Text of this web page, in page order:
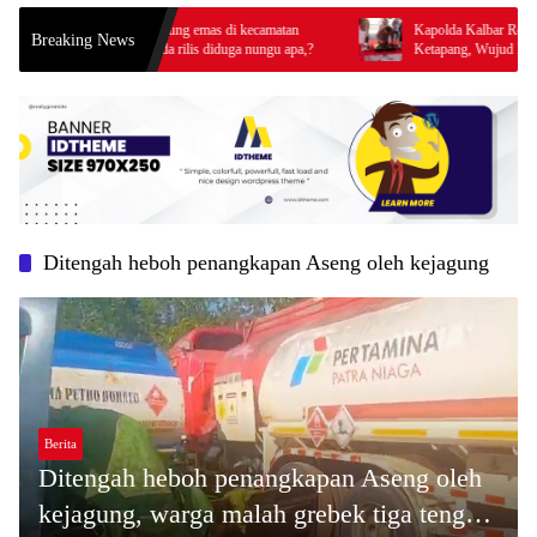
Breaking News
Js penampung emas di kecamatan
kini blm ada rilis diduga nungu apa,?
Kapolda Kalbar Resmikan
Ketapang, Wujud Komitmen
Prima Kepolisian
Ditengah heboh penangkapan Aseng oleh kejagung
Berita
Ditengah heboh penangkapan Aseng oleh
kejagung, warga malah grebek tiga tengki